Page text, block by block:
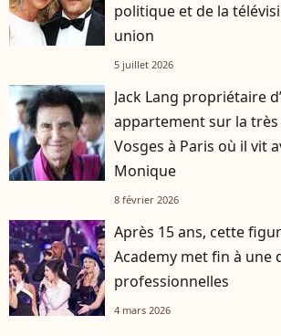
politique et de la
union
5 juillet 2026
Jack Lang propriétaire
appartement sur la très
Vosges à Paris où il vit
Monique
8 février 2026
Après 15 ans, cette
Academy met fin à une
professionnelles
4 mars 2026